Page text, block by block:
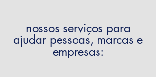
nossos serviços para
ajudar pessoas, marcas e
empresas: